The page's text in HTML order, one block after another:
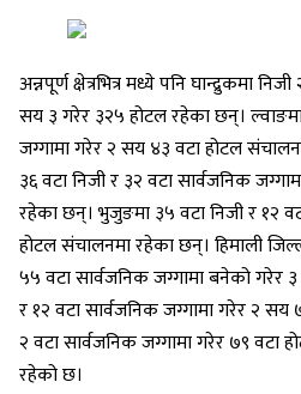
अन्नपूर्ण क्षेत्रभित्र मध्ये पनि घान्द्रुकमा
सय ३ गरेर ३२५ होटल रहेका छन्।
जग्गामा गरेर २ सय ४३ वटा होटल
३६ वटा निजी र ३२ वटा सार्वजनिक
रहेका छन्। भुजुङमा ३५ वटा निजी र १२
होटल संचालनमा रहेका छन्। हिमाली
५५ वटा सार्वजनिक जग्गामा बनेको गरेर
र १२ वटा सार्वजनिक जग्गामा गरेर २ सय
२ वटा सार्वजनिक जग्गामा गरेर ७९ वटा
रहेको छ।